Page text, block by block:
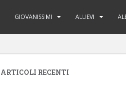
GIOVANISSIMI ALLIEVI
ARTICOLI RECENTI